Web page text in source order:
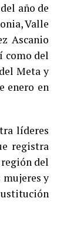
año de
Valle
Ascanio
como del
Meta y
enero en
líderes
registra
del
mujeres y